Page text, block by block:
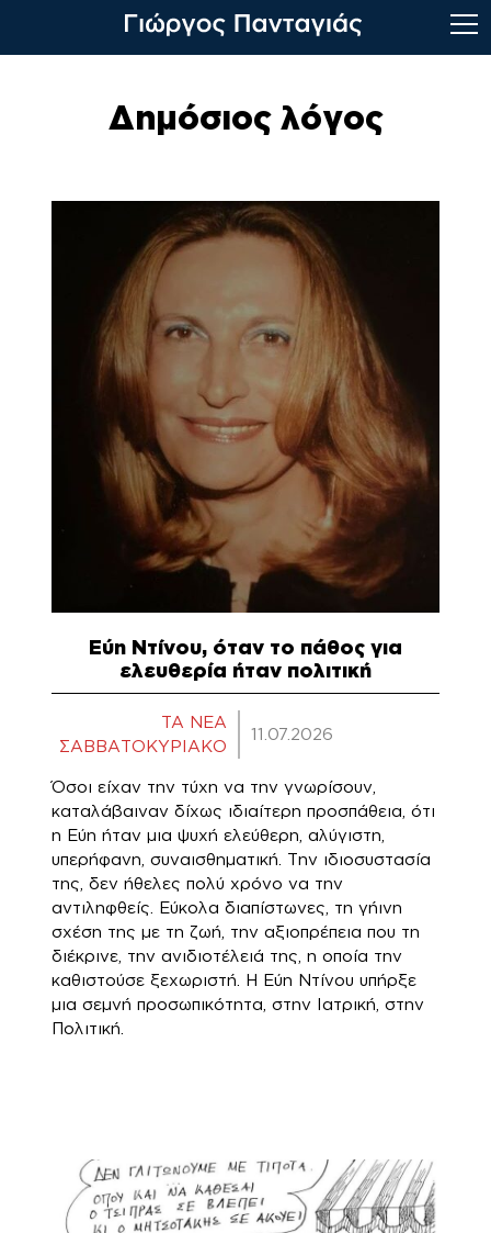
Δημόσιος λόγος
Εύη Ντίνου, όταν το πάθος για
ελευθερία ήταν πολιτική
TA NEA
ΣΑΒΒΑΤΟΚΥΡΙΑΚΟ
11.07.2026
Όσοι είχαν την τύχη να την γνωρίσουν,
καταλάβαιναν δίχως ιδιαίτερη προσπάθεια, ότι
η Εύη ήταν μια ψυχή ελεύθερη, αλύγιστη,
υπερήφανη, συναισθηματική. Την ιδιοσυστασία
της, δεν ήθελες πολύ χρόνο να την
αντιληφθείς. Εύκολα διαπίστωνες, τη γήινη
σχέση της με τη ζωή, την αξιοπρέπεια που τη
διέκρινε, την ανιδιοτέλειά της, η οποία την
καθιστούσε ξεχωριστή. Η Εύη Ντίνου υπήρξε
μια σεμνή προσωπικότητα, στην Ιατρική, στην
Πολιτική.